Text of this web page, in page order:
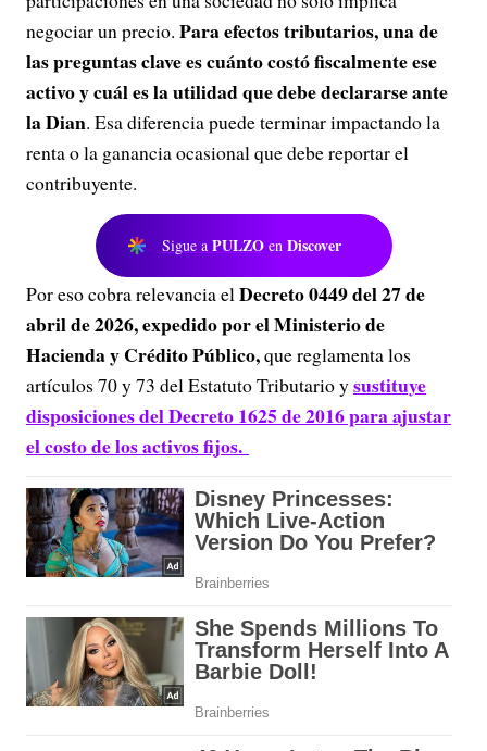
negociar un precio. Para efectos tributarios, una de
las preguntas clave es cuánto costó fiscalmente ese
activo y cuál es la utilidad que debe declararse ante
la Dian. Esa diferencia puede terminar impactando la
renta o la ganancia ocasional que debe reportar el
contribuyente.
Sigue a PULZO en Discover
Por eso cobra relevancia elDecreto 0449 del 27 de
abril de 2026, expedido por el Ministerio de
Hacienda y Crédito Público,que reglamenta los
artículos 70 y 73 del Estatuto Tributario ysustituye
disposiciones del Decreto 1625 de 2016 para ajustar
el costo de los activos fijos.